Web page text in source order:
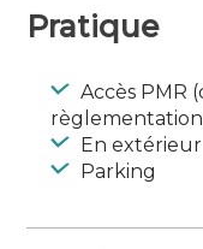
Pratique
Accès PMR
En extérieur
Parking